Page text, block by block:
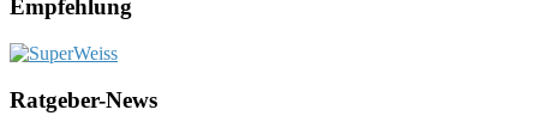
Empfehlung
Ratgeber-News